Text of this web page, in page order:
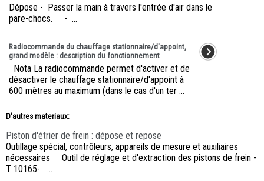
Dépose - Passer la main à travers l'entrée d'air dans le
pare-chocs. - ...
Radiocommande du chauffage stationnaire/d'appoint,
grand modèle : description du fonctionnement
Nota La radiocommande permet d'activer et de
désactiver le chauffage stationnaire/d'appoint à
600 mètres au maximum (dans le cas d'un ter ...
D'autres materiaux:
Piston d'étrier de frein : dépose et repose
Outillage spécial, contrôleurs, appareils de mesure et auxiliaires
nécessaires Outil de réglage et d'extraction des pistons de frein -
T 10165- ...